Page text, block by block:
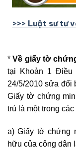
>>> Luật sư tư
*Về giấy tờ
tại Khoản 1 Điều
24/5/2010 sửa đổi
Giấy tờ chứng
trú là một trong
a) Giấy tờ chứng
hữu của công dân